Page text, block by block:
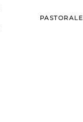
PASTORALE